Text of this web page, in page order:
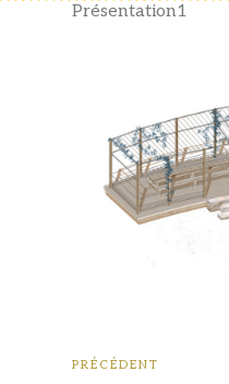
Présentation1
PRÉCÉDENT